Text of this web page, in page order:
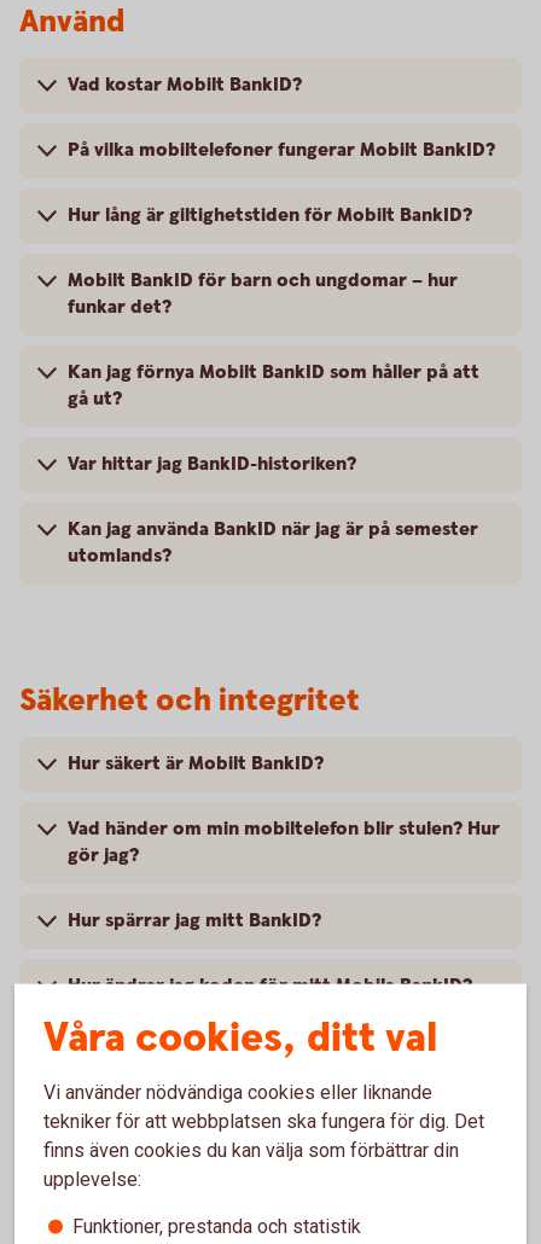
Använd
Vad kostar Mobilt BankID?
På vilka mobiltelefoner fungerar Mobilt BankID?
Hur lång är giltighetstiden för Mobilt BankID?
Mobilt BankID för barn och ungdomar – hur
funkar det?
Kan jag förnya Mobilt BankID som håller på att
gå ut?
Var hittar jag BankID-historiken?
Kan jag använda BankID när jag är på semester
utomlands?
Säkerhet och integritet
Hur säkert är Mobilt BankID?
Vad händer om min mobiltelefon blir stulen? Hur
gör jag?
Hur spärrar jag mitt BankID?
Hur ändrar jag koden för mitt Mobila BankID?
Vilka personuppgifter behandlas när jag
Touch ID
Våra cookies, ditt val
Vi använder nödvändiga cookies eller liknande
tekniker för att webbplatsen ska fungera för dig. Det
finns även cookies du kan välja som förbättrar din
upplevelse:
Funktioner, prestanda och statistik